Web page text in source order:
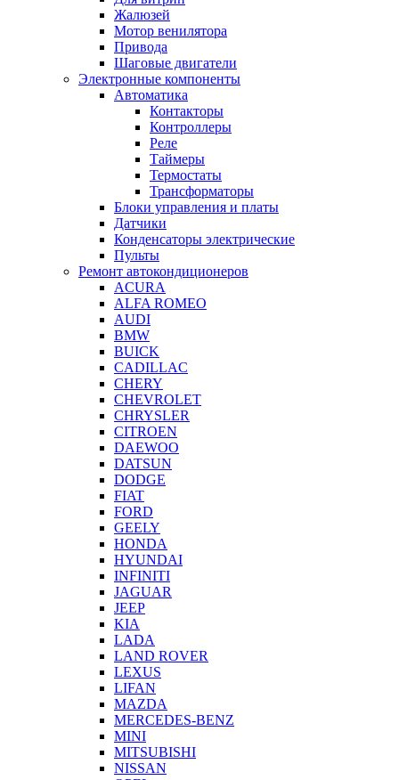
Жалюзей
Мотор венилятора
Привода
Шаговые двигатели
Электронные компоненты
Автоматика
Контакторы
Контроллеры
Реле
Таймеры
Термостаты
Трансформаторы
Блоки управления и платы
Датчики
Конденсаторы электрические
Пульты
Ремонт автокондиционеров
ACURA
ALFA ROMEO
AUDI
BMW
BUICK
CADILLAC
CHERY
CHEVROLET
CHRYSLER
CITROEN
DAEWOO
DATSUN
DODGE
FIAT
FORD
GEELY
HONDA
HYUNDAI
INFINITI
JAGUAR
JEEP
KIA
LADA
LAND ROVER
LEXUS
LIFAN
MAZDA
MERCEDES-BENZ
MINI
MITSUBISHI
NISSAN